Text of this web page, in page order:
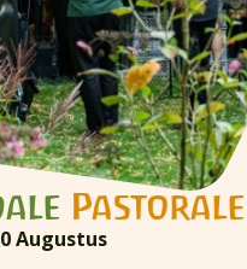
Pastorale
Augustus